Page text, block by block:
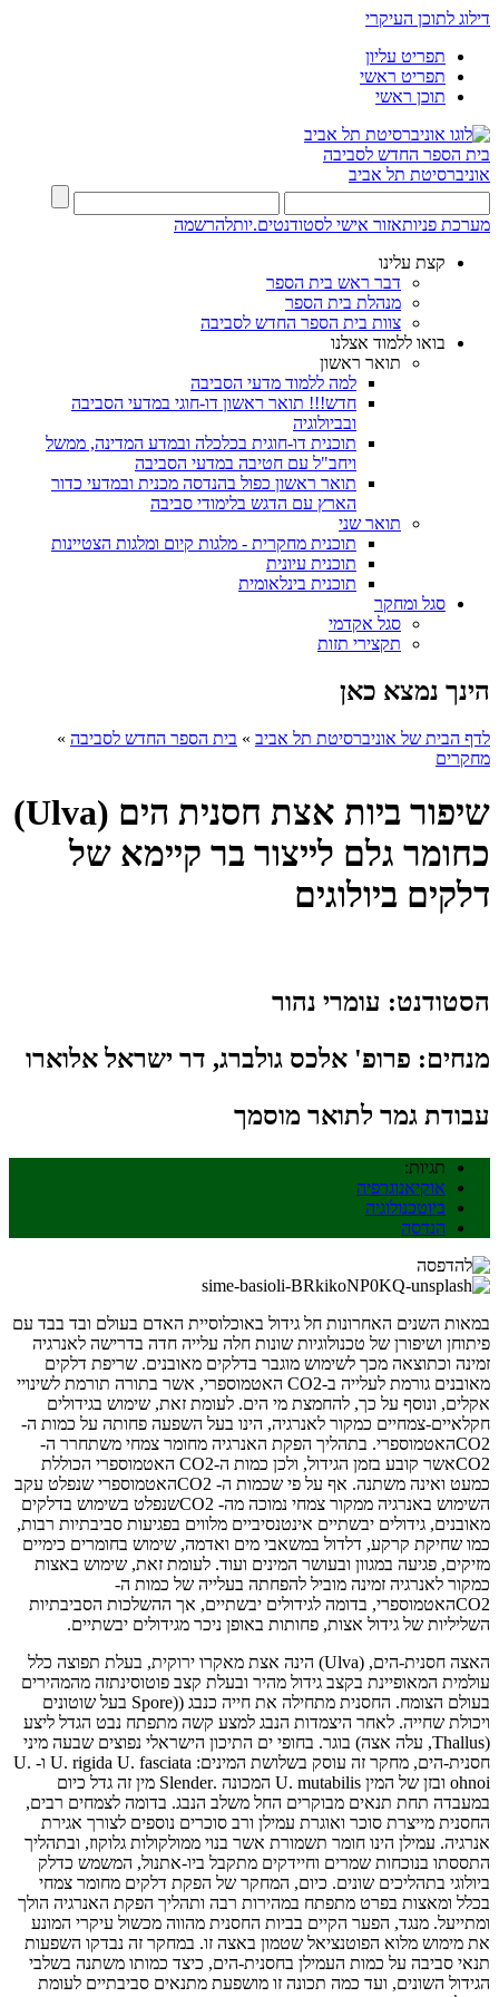
דילוג לתוכן העיקרי
תפריט עליון
תפריט ראשי
תוכן ראשי
בית הספר החדש לסביבה
אוניברסיטת תל אביב
מערכת פניותאזור אישי לסטודנטים.יותלהרשמה
קצת עלינו
דבר ראש בית הספר
מנהלת בית הספר
צוות בית הספר החדש לסביבה
בואו ללמוד אצלנו
תואר ראשון
למה ללמוד מדעי הסביבה
חדש!!! תואר ראשון דו-חוגי במדעי הסביבה
ובביולוגיה
תוכנית דו-חוגית בכלכלה ובמדע המדינה, ממשל
ויחב"ל עם חטיבה במדעי הסביבה
תואר ראשון כפול בהנדסה מכנית ובמדעי כדור
הארץ עם הדגש בלימודי סביבה
תואר שני
תוכנית מחקרית - מלגות קיום ומלגות הצטיינות
תוכנית עיונית
תוכנית בינלאומית
סגל ומחקר
סגל אקדמי
תקצירי תזות
הינך נמצא כאן
לדף הבית של אוניברסיטת תל אביב » בית הספר החדש לסביבה »
מחקרים
שיפור ביות אצת חסנית הים (Ulva)
כחומר גלם לייצור בר קיימא של
דלקים ביולוגים
הסטודנט: עומרי נהור
מנחים: פרופ' אלכס גולברג, דר ישראל אלוארו
עבודת גמר לתואר מוסמך
תגיות:
אוקיאנוגרפיה
ביוטכנולוגיה
הנדסה
במאות השנים האחרונות חל גידול באוכלוסיית האדם בעולם ובד בבד עם
פיתוחן ושיפורן של טכנולוגיות שונות חלה עלייה חדה בדרישה לאנרגיה
זמינה וכתוצאה מכך לשימוש מוגבר בדלקים מאובנים. שריפת דלקים
מאובנים גורמת לעלייה ב-CO2 האטמוספרי, אשר בתורה תורמת לשינויי
אקלים, ונוסף על כך, להחמצת מי הים. לעומת זאת, שימוש בגידולים
חקלאיים-צמחיים כמקור לאנרגיה, הינו בעל השפעה פחותה על כמות ה-
CO2האטמוספרי. בתהליך הפקת האנרגיה מחומר צמחי משתחרר ה-
CO2אשר קובע בזמן הגידול, ולכן כמות ה-CO2 האטמוספרי הכוללת
כמעט ואינה משתנה. אף על פי שכמות ה- CO2האטמוספרי שנפלט עקב
השימוש באנרגיה ממקור צמחי נמוכה מה- CO2שנפלט בשימוש בדלקים
מאובנים, גידולים יבשתיים אינטנסיביים מלווים בפגיעות סביבתיות רבות,
כמו שחיקת קרקע, דלדול במשאבי מים ואדמה, שימוש בחומרים כימיים
מזיקים, פגיעה במגוון ובעושר המינים ועוד. לעומת זאת, שימוש באצות
כמקור לאנרגיה זמינה מוביל להפחתה בעלייה של כמות ה-
CO2האטמוספרי, בדומה לגידולים יבשתיים, אך ההשלכות הסביבתיות
השליליות של גידול אצות, פחותות באופן ניכר מגידולים יבשתיים.
האצה חסנית-הים, (Ulva) הינה אצת מאקרו ירוקית, בעלת תפוצה כלל
עולמית המאופיינת בקצב גידול מהיר ובעלת קצב פוטוסינתזה מהמהירים
בעולם הצומח. החסנית מתחילה את חייה כנבג ((Spore בעל שוטונים
ויכולת שחייה. לאחר היצמדות הנבג למצע קשה מתפתח נבט הגדל ליצע
(Thallus, עלה אצה) בוגר. בחופי ים התיכון הישראלי נפוצים שבעה מיני
חסנית-הים, מחקר זה עוסק בשלושת המינים: U. rigida U. fasciata ו- U.
ohnoi ובזן של המין U. mutabilis המכונה .Slender מין זה גדל כיום
במעבדה תחת תנאים מבוקרים החל משלב הנבג. בדומה לצמחים רבים,
החסנית מייצרת סוכר ואוגרת עמילן ורב סוכרים נוספים לצורך אגירת
אנרגיה. עמילן הינו חומר תשמורת אשר בנוי ממולקולות גלוקוז, ובתהליך
התססתו בנוכחות שמרים וחיידקים מתקבל ביו-אתנול, המשמש כדלק
ביולוגי בתהליכים שונים. כיום, המחקר של הפקת דלקים מחומר צמחי
בכלל ומאצות בפרט מתפתח במהירות רבה ותהליך הפקת האנרגיה הולך
ומתייעל. מנגד, הפער הקיים בביות החסנית מהווה מכשול עיקרי המונע
את מימוש מלוא הפוטנציאל שטמון באצה זו. במחקר זה נבדקו השפעות
תנאי סביבה על כמות העמילן בחסנית-הים, כיצד כמותו משתנה בשלבי
הגידול השונים, ועד כמה תכונה זו מושפעת מתנאים סביבתיים לעומת